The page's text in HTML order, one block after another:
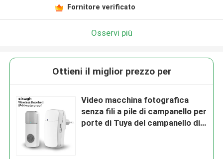
Fornitore verificato
Osservi più
Ottieni il miglior prezzo per
Video macchina fotografica
senza fili a pile di campanello per
porte di Tuya del campanello di